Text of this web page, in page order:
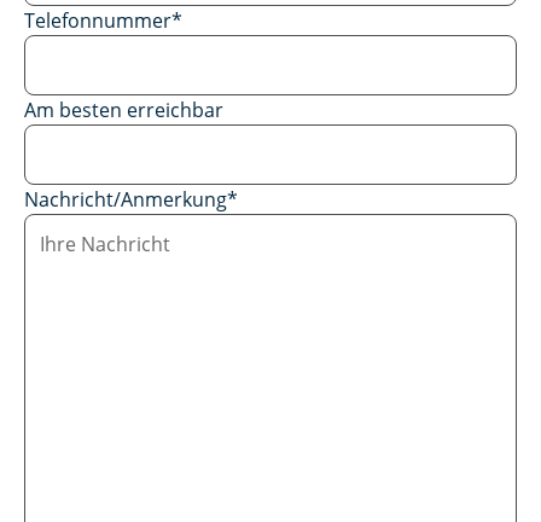
Telefonnummer*
Am besten erreichbar
Nachricht/Anmerkung*